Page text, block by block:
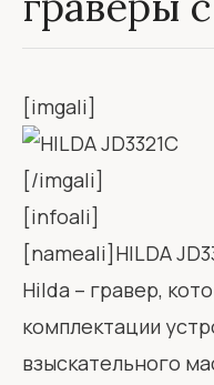
[imgali]
[/imgali]
[infoali]
[nameali]HILDA
Hilda – гравер,
комплектации
взыскательного